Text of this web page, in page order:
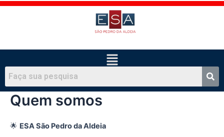
Ir
Menu
Quem somos
🌟 ESA São Pedro da Aldeia